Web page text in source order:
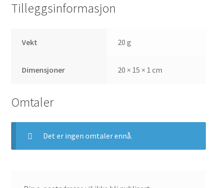
Tilleggsinformasjon
Vekt 20 g
Dimensjoner 20 × 15 × 1 cm
Omtaler
Det er ingen omtaler ennå.